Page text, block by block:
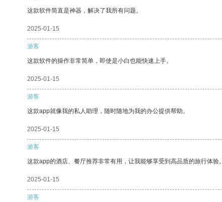
这款软件简直是神器，解决了我所有问题。
2025-01-15
游客
这款软件的操作非常简单，即使是小白也能快速上手。
2025-01-15
游客
这款app就像我的私人助理，随时随地为我的办公提供帮助。
2025-01-15
游客
这款app的酒店、餐厅推荐非常有用，让我能够享受到高品质的旅行体验。
2025-01-15
游客